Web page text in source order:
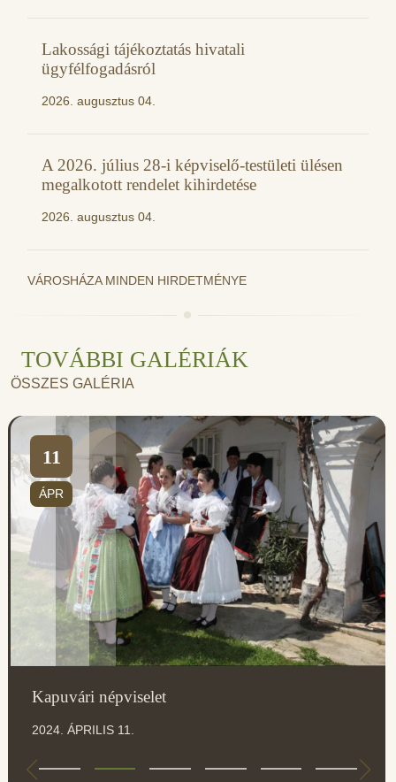
Lakossági tájékoztatás hivatali
ügyfélfogadásról
2026. augusztus 04.
A 2026. július 28-i képviselő-testületi ülésen
megalkotott rendelet kihirdetése
2026. augusztus 04.
VÁROSHÁZA MINDEN HIRDETMÉNYE
TOVÁBBI GALÉRIÁK
ÖSSZES GALÉRIA
11
ÁPR
Kapuvári népviselet
2024. ÁPRILIS 11.